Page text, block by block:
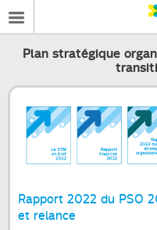
Plan stratégique
Rapport 2022 du PSO
et relance